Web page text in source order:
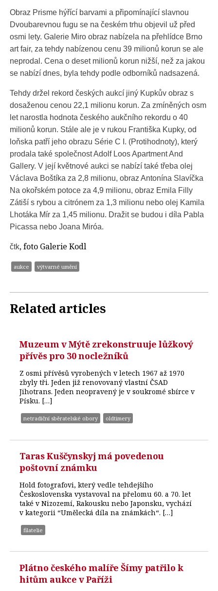
Obraz Prisme hýřící barvami a připomínající slavnou
Dvoubarevnou fugu se na českém trhu objevil už před
osmi lety. Galerie Miro obraz nabízela na přehlídce Brno
art fair, za tehdy nabízenou cenu 39 milionů korun se ale
neprodal. Cena o deset milionů korun nižší, než za jakou
se nabízí dnes, byla tehdy podle odborníků nadsazená.
Tehdy držel rekord českých aukcí jiný Kupkův obraz s
dosaženou cenou 22,1 milionu korun. Za zmíněných osm
let narostla hodnota českého aukčního rekordu o 40
milionů korun. Stále ale je v rukou Františka Kupky, od
loňska patří jeho obrazu Série C I. (Protihodnoty), který
prodala také společnost Adolf Loos Apartment And
Gallery. V její květnové aukci se nabízí také třeba olej
Václava Boštíka za 2,8 milionu, obraz Antonína Slavíčka
Na okořském potoce za 4,9 milionu, obraz Emila Filly
Zátiší s rybou a citrónem za 1,3 milionu nebo olej Kamila
Lhotáka Mír za 1,45 milionu. Dražit se budou i díla Pabla
Picassa nebo Joana Miróa.
čtk, foto Galerie Kodl
aukce výtvarné umění
Related articles
Muzeum v Mýtě zrekonstruuje lůžkový
přívěs pro 30 nocležníků
Z osmi přívěsů vyrobených v letech 1967 až 1970
zbyly tři. Jeden již renovovaný vlastní ČSAD
Jihotrans. Jeden neopravený je v soukromé sbírce v
Písku. […]
netradiční sběratelské obory oldtimery
Taras Kuščynskyj má povedenou
poštovní známku
Hold fotografovi, který vedle tehdejšího
Československa vystavoval na přelomu 60. a 70. let
také v Nizozemí, Rakousku nebo Japonsku, vychází
v kategorii “Umělecká díla na známkách“. […]
filatelie
Plátno českého malíře Šímy patřilo k
hitům aukce v Paříži